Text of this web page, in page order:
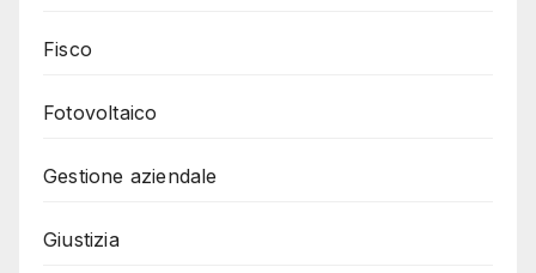
Fisco
Fotovoltaico
Gestione aziendale
Giustizia